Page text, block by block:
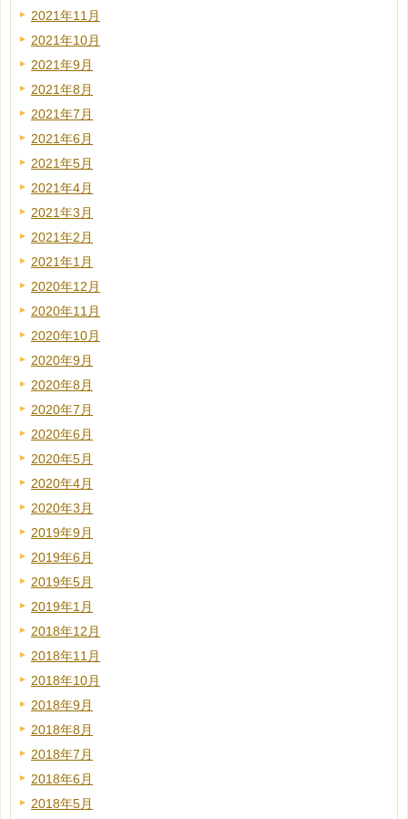
2021年11月
2021年10月
2021年9月
2021年8月
2021年7月
2021年6月
2021年5月
2021年4月
2021年3月
2021年2月
2021年1月
2020年12月
2020年11月
2020年10月
2020年9月
2020年8月
2020年7月
2020年6月
2020年5月
2020年4月
2020年3月
2019年9月
2019年6月
2019年5月
2019年1月
2018年12月
2018年11月
2018年10月
2018年9月
2018年8月
2018年7月
2018年6月
2018年5月